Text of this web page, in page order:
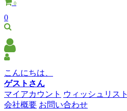
0
0
こんにちは、
ゲストさん
マイアカウント ウィッシュリスト
会社概要 お問い合わせ